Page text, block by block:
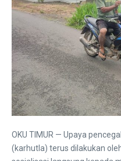
OKU TIMUR — Upaya
(karhutla) terus dilakukan